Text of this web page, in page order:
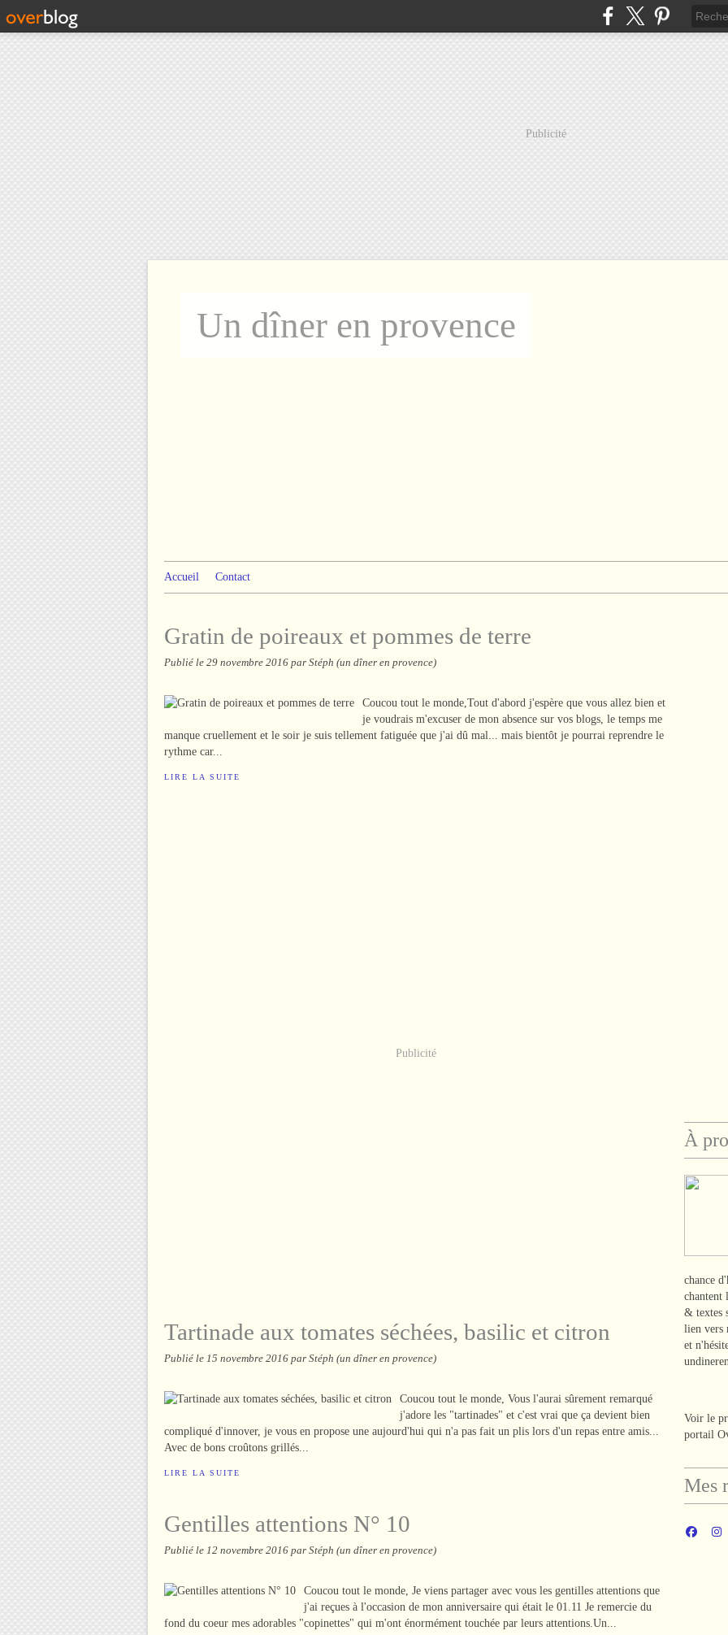
Publicité
Un dîner en provence
Accueil Contact
Gratin de poireaux et pommes de terre
Publié le 29 novembre 2016 par Stéph (un dîner en provence)
Coucou tout le monde,Tout d'abord j'espère que vous allez bien et
je voudrais m'excuser de mon absence sur vos blogs, le temps me
manque cruellement et le soir je suis tellement fatiguée que j'ai dû mal... mais bientôt je pourrai reprendre le
rythme car...
LIRE LA SUITE
Publicité
Tartinade aux tomates séchées, basilic et citron
Publié le 15 novembre 2016 par Stéph (un dîner en provence)
Coucou tout le monde, Vous l'aurai sûrement remarqué
j'adore les "tartinades" et c'est vrai que ça devient bien
compliqué d'innover, je vous en propose une aujourd'hui qui n'a pas fait un plis lors d'un repas entre amis...
Avec de bons croûtons grillés...
LIRE LA SUITE
Gentilles attentions N° 10
Publié le 12 novembre 2016 par Stéph (un dîner en provence)
Coucou tout le monde, Je viens partager avec vous les gentilles attentions que
j'ai reçues à l'occasion de mon anniversaire qui était le 01.11 Je remercie du
fond du coeur mes adorables "copinettes" qui m'ont énormément touchée par leurs attentions.Un...
À
chance
chantent
& textes
lien vers
et
Voir le
portail
Mes